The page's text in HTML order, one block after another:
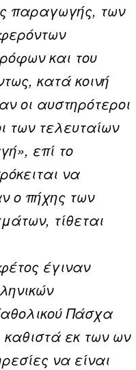
παραγωγής, των
και του
κατά κοινή
οι αυστηρότεροι
των τελευταίων
επί το
να
ο πήχης των
τίθεται
έγιναν
Πάσχα
καθιστά εκ των ων
να είναι